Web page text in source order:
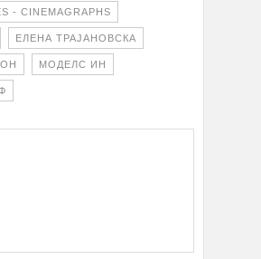
- CINEMAGRAPHS
ЕЛЕНА ТРАЈАНОВСКА
МОДЕЛС ИН